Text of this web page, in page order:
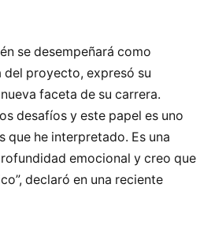
se desempeñará como
proyecto, expresó su
faceta de su carrera.
desafíos y este papel es uno
que he interpretado. Es una
emocional y creo que
declaró en una reciente